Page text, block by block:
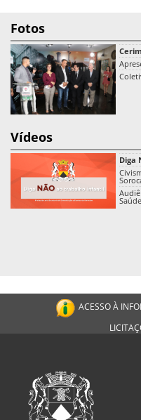
Fotos
Vídeos
Diga
ACESSO À